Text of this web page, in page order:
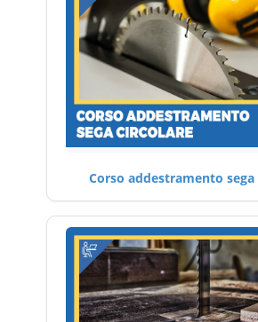
Corso addestramento